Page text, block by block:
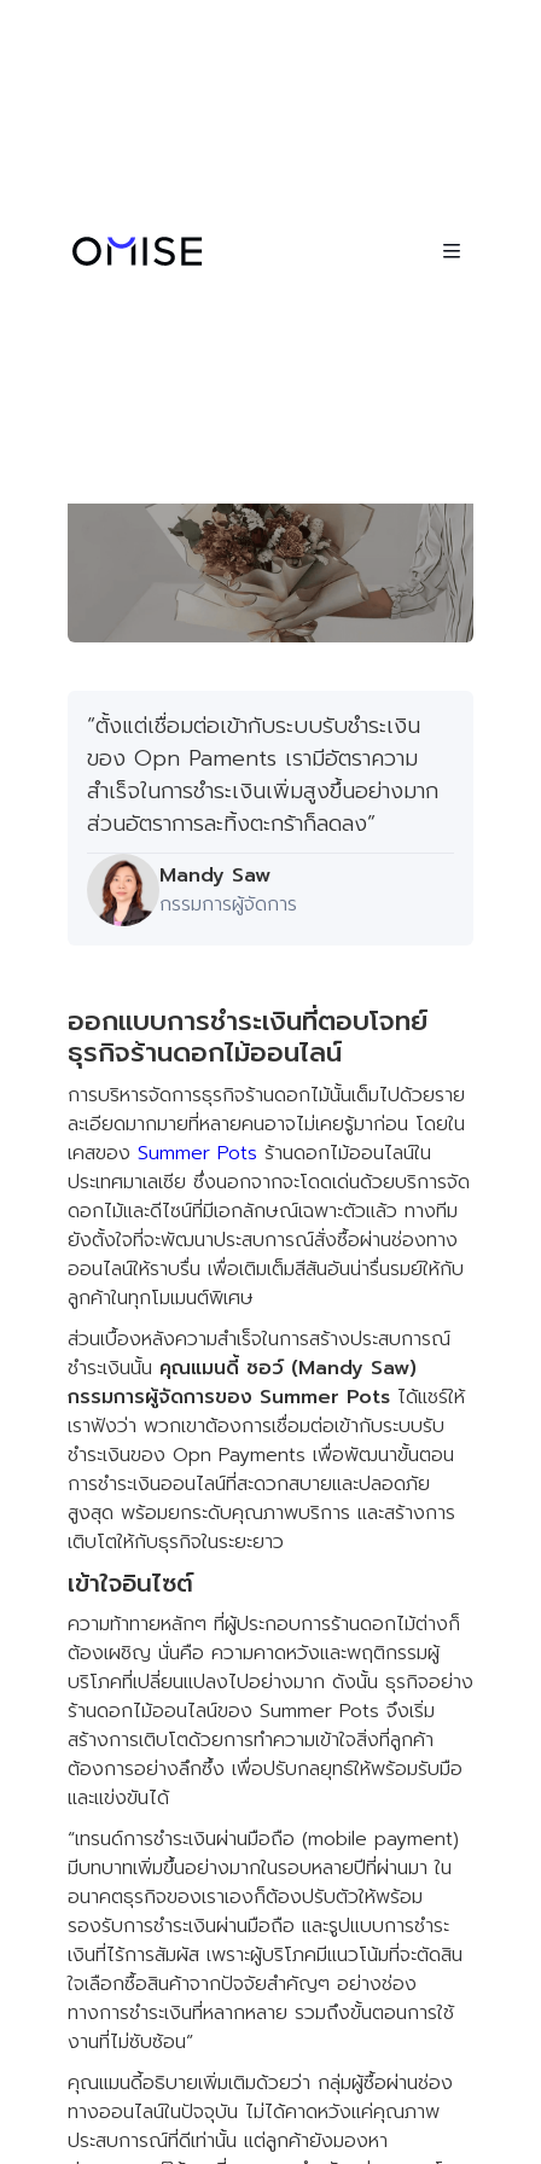

ร้านดอกไม้ออนไลน์
“ตั้งแต่เชื่อมต่อเข้ากับระบบรับชำระเงิน
ของ Opn Paments เรามีอัตราความ
สำเร็จในการชำระเงินเพิ่มสูงขึ้นอย่างมาก
ส่วนอัตราการละทิ้งตะกร้าก็ลดลง”
Mandy Saw
กรรมการผู้จัดการ
ออกแบบการชำระเงินที่ตอบโจทย์
ธุรกิจร้านดอกไม้ออนไลน์
การบริหารจัดการธุรกิจร้านดอกไม้นั้นเต็มไปด้วยราย
ละเอียดมากมายที่หลายคนอาจไม่เคยรู้มาก่อน โดยใน
เคสของ Summer Pots ร้านดอกไม้ออนไลน์ใน
ประเทศมาเลเซีย ซึ่งนอกจากจะโดดเด่นด้วยบริการจัด
ดอกไม้และดีไซน์ที่มีเอกลักษณ์เฉพาะตัวแล้ว ทางทีม
ยังตั้งใจที่จะพัฒนาประสบการณ์สั่งซื้อผ่านช่องทาง
ออนไลน์ให้ราบรื่น เพื่อเติมเต็มสีสันอันน่ารื่นรมย์ให้กับ
ลูกค้าในทุกโมเมนต์พิเศษ
ส่วนเบื้องหลังความสำเร็จในการสร้างประสบการณ์
ชำระเงินนั้น คุณแมนดี้ ซอว์ (Mandy Saw)
กรรมการผู้จัดการของ Summer Pots ได้แชร์ให้
เราฟังว่า พวกเขาต้องการเชื่อมต่อเข้ากับระบบรับ
ชำระเงินของ Opn Payments เพื่อพัฒนาขั้นตอน
การชำระเงินออนไลน์ที่สะดวกสบายและปลอดภัย
สูงสุด พร้อมยกระดับคุณภาพบริการ และสร้างการ
เติบโตให้กับธุรกิจในระยะยาว
เข้าใจอินไซต์
ความท้าทายหลักๆ ที่ผู้ประกอบการร้านดอกไม้ต่างก็
ต้องเผชิญ นั่นคือ ความคาดหวังและพฤติกรรมผู้
บริโภคที่เปลี่ยนแปลงไปอย่างมาก ดังนั้น ธุรกิจอย่าง
ร้านดอกไม้ออนไลน์ของ Summer Pots จึงเริ่ม
สร้างการเติบโตด้วยการทำความเข้าใจสิ่งที่ลูกค้า
ต้องการอย่างลึกซึ้ง เพื่อปรับกลยุทธ์ให้พร้อมรับมือ
และแข่งขันได้
“เทรนด์การชำระเงินผ่านมือถือ (mobile payment)
มีบทบาทเพิ่มขึ้นอย่างมากในรอบหลายปีที่ผ่านมา ใน
อนาคตธุรกิจของเราเองก็ต้องปรับตัวให้พร้อม
รองรับการชำระเงินผ่านมือถือ และรูปแบบการชำระ
เงินที่ไร้การสัมผัส เพราะผู้บริโภคมีแนวโน้มที่จะตัดสิน
ใจเลือกซื้อสินค้าจากปัจจัยสำคัญๆ อย่างช่อง
ทางการชำระเงินที่หลากหลาย รวมถึงขั้นตอนการใช้
งานที่ไม่ซับซ้อน”
คุณแมนดี้อธิบายเพิ่มเติมด้วยว่า กลุ่มผู้ซื้อผ่านช่อง
ทางออนไลน์ในปัจจุบัน ไม่ได้คาดหวังแค่คุณภาพ
ประสบการณ์ที่ดีเท่านั้น แต่ลูกค้ายังมองหา